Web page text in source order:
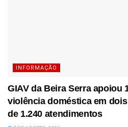
INFORMAÇÃO
GIAV da Beira Serra apoiou
violência doméstica em
de 1.240 atendimentos